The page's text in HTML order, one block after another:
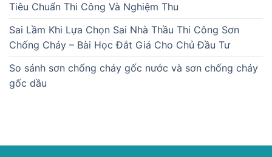
Tiêu Chuẩn Thi Công Và Nghiệm Thu
Sai Lầm Khi Lựa Chọn Sai Nhà Thầu Thi Công Sơn
Chống Cháy – Bài Học Đắt Giá Cho Chủ Đầu Tư
So sánh sơn chống cháy gốc nước và sơn chống cháy
gốc dầu